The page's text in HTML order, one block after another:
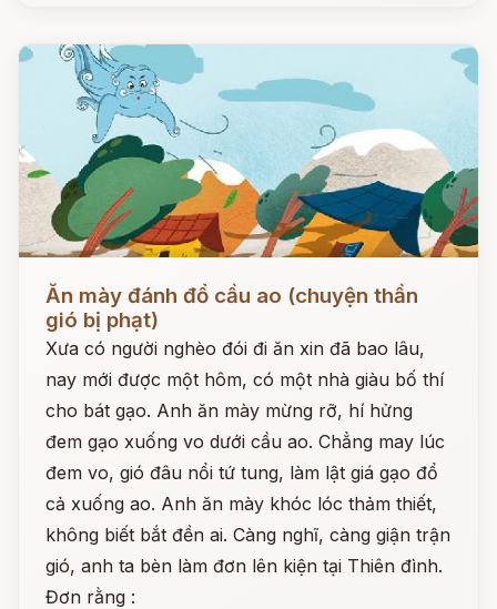
Đọc ngay
Ăn mày đánh đổ cầu ao (chuyện thần
gió bị phạt)
Xưa có người nghèo đói đi ăn xin đã bao lâu,
nay mới được một hôm, có một nhà giàu bố thí
cho bát gạo. Anh ăn mày mừng rỡ, hí hửng
đem gạo xuống vo dưới cầu ao. Chẳng may lúc
đem vo, gió đâu nổi tứ tung, làm lật giá gạo đổ
cả xuống ao. Anh ăn mày khóc lóc thảm thiết,
không biết bắt đền ai. Càng nghĩ, càng giận trận
gió, anh ta bèn làm đơn lên kiện tại Thiên đình.
Đơn rằng :